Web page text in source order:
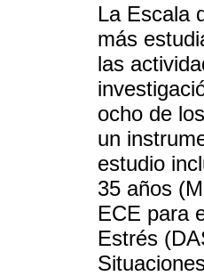
La Escala
más
las
ocho de
un
estudio
35 años
ECE para
Estrés